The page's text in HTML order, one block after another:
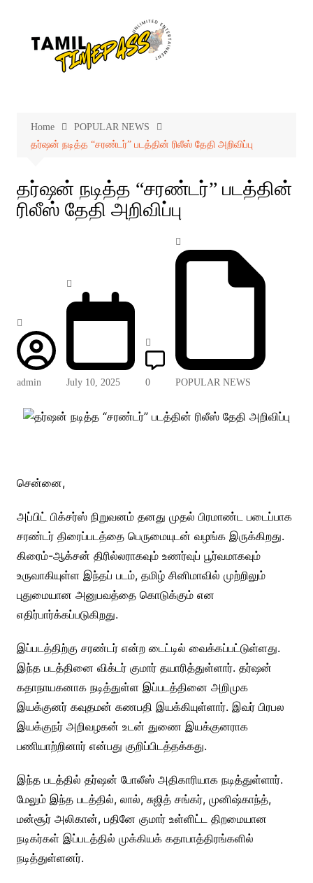
Home
POPULAR NEWS
தர்ஷன் நடித்த “சரண்டர்” படத்தின் ரிலீஸ் தேதி அறிவிப்பு
தர்ஷன் நடித்த “சரண்டர்” படத்தின்
ரிலீஸ் தேதி அறிவிப்பு
admin July 10, 2025 0 POPULAR NEWS
சென்னை,
அப்பிட் பிக்சர்ஸ் நிறுவனம் தனது முதல் பிரமாண்ட படைப்பாக
சரண்டர் திரைப்படத்தை பெருமையுடன் வழங்க இருக்கிறது.
கிரைம்-ஆக்சன் திரில்லராகவும் உணர்வுப் பூர்வமாகவும்
உருவாகியுள்ள இந்தப் படம், தமிழ் சினிமாவில் முற்றிலும்
புதுமையான அனுபவத்தை கொடுக்கும் என
எதிர்பார்க்கப்படுகிறது.
இப்படத்திற்கு சரண்டர் என்ற டைட்டில் வைக்கப்பட்டுள்ளது.
இந்த படத்தினை விக்டர் குமார் தயாரித்துள்ளார். தர்ஷன்
கதாநாயகனாக நடித்துள்ள இப்படத்தினை அறிமுக
இயக்குனர் கவுதமன் கணபதி இயக்கியுள்ளார். இவர் பிரபல
இயக்குநர் அறிவழகன் உடன் துணை இயக்குனராக
பணியாற்றினார் என்பது குறிப்பிடத்தக்கது.
இந்த படத்தில் தர்ஷன் போலீஸ் அதிகாரியாக நடித்துள்ளார்.
மேலும் இந்த படத்தில், லால், சுஜித் சங்கர், முனிஷ்காந்த்,
மன்சூர் அலிகான், பதினே குமார் உள்ளிட்ட திறமையான
நடிகர்கள் இப்படத்தில் முக்கியக் கதாபாத்திரங்களில்
நடித்துள்ளனர்.